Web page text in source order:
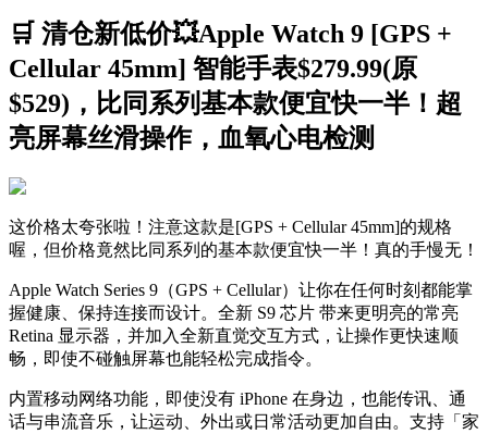
🛒 清仓新低价💥Apple Watch 9 [GPS +
Cellular 45mm] 智能手表$279.99(原
$529)，比同系列基本款便宜快一半！超
亮屏幕丝滑操作，血氧心电检测
这价格太夸张啦！注意这款是[GPS + Cellular 45mm]的规格
喔，但价格竟然比同系列的基本款便宜快一半！真的手慢无！
Apple Watch Series 9（GPS + Cellular）让你在任何时刻都能掌
握健康、保持连接而设计。全新 S9 芯片 带来更明亮的常亮
Retina 显示器，并加入全新直觉交互方式，让操作更快速顺
畅，即使不碰触屏幕也能轻松完成指令。
内置移动网络功能，即使没有 iPhone 在身边，也能传讯、通
话与串流音乐，让运动、外出或日常活动更加自由。支持「家